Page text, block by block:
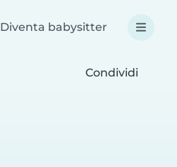
Diventa babysitter
Condividi